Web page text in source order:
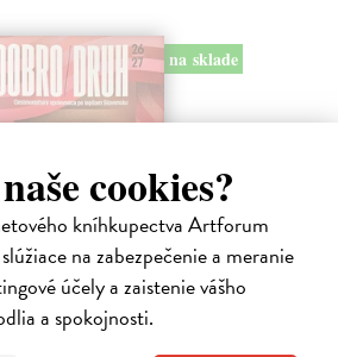
cookies?
kníhkupectva Artforum
na zabezpečenie a meranie
účely a zaistenie vášho
a spokojnosti.
na sklade
2027
málo známe miesta na Slovensku a objaviť